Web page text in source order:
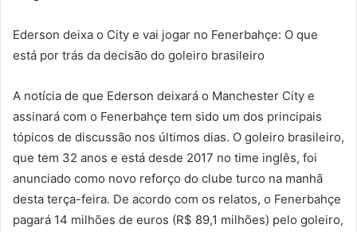
Ederson deixa o City e vai jogar no Fenerbahçe: O que
está por trás da decisão do goleiro brasileiro
A notícia de que Ederson deixará o Manchester City e
assinará com o Fenerbahçe tem sido um dos principais
tópicos de discussão nos últimos dias. O goleiro brasileiro,
que tem 32 anos e está desde 2017 no time inglês, foi
anunciado como novo reforço do clube turco na manhã
desta terça-feira. De acordo com os relatos, o Fenerbahçe
pagará 14 milhões de euros (R$ 89,1 milhões) pelo goleiro,